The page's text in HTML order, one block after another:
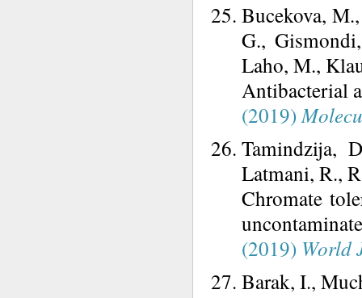
Bucekova,
G.,
Laho, M.,
Antibacterial
(2019)
Tamindzija,
Latmani, R.,
Chromate
(2019) World
Barak, I.,